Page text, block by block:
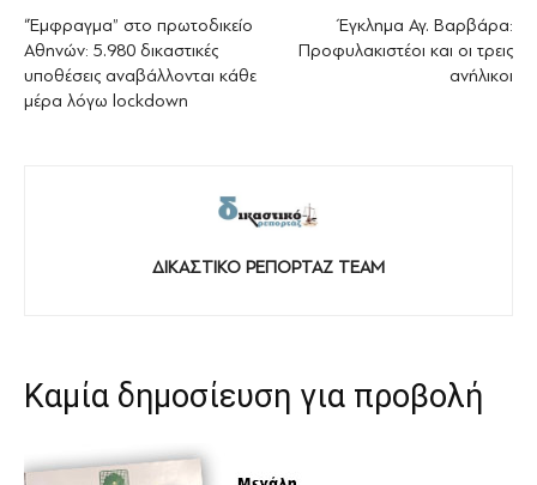
“Έμφραγμα” στο πρωτοδικείο
Αθηνών: 5.980 δικαστικές
υποθέσεις αναβάλλονται κάθε
μέρα λόγω lockdown
Έγκλημα Αγ. Βαρβάρα:
Προφυλακιστέοι και οι τρεις
ανήλικοι
ΔΙΚΑΣΤΙΚΟ ΡΕΠΟΡΤΑΖ TEAM
Καμία δημοσίευση για προβολή